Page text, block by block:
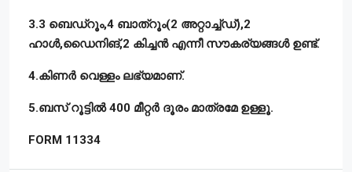
3.3 ബെഡ്റൂം,4 ബാത്റൂം(2 അറ്റാച്ച്ഡ്),2
ഹാൾ,ഡൈനിങ്,2 കിച്ചൻ എന്നീ സൗകര്യങ്ങൾ ഉണ്ട്.
4.കിണർ വെള്ളം ലഭ്യമാണ്.
5.ബസ് റൂട്ടിൽ 400 മീറ്റർ ദൂരം മാത്രമേ ഉള്ളൂ.
FORM 11334